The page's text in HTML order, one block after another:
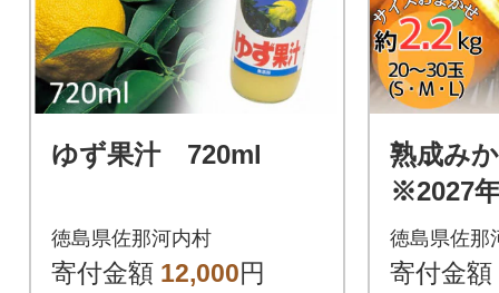
ゆず果汁 720ml
徳島県佐那河内村
寄付金額 12,000円
熟成み
※2027
ら発送
徳島県佐那
寄付金額